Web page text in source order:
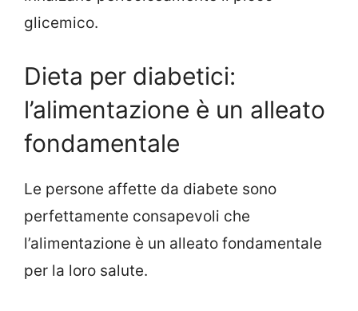
glicemico.
Dieta per diabetici:
l’alimentazione è un alleato
fondamentale
Le persone affette da diabete sono
perfettamente consapevoli che
l’alimentazione è un alleato fondamentale
per la loro salute.